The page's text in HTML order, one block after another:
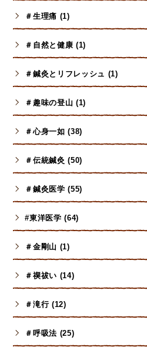
＃生理痛 (1)
＃自然と健康 (1)
＃鍼灸とリフレッシュ (1)
＃趣味の登山 (1)
＃心身一如 (38)
＃伝統鍼灸 (50)
＃鍼灸医学 (55)
#東洋医学 (64)
＃金剛山 (1)
＃禊祓い (14)
＃滝行 (12)
＃呼吸法 (25)